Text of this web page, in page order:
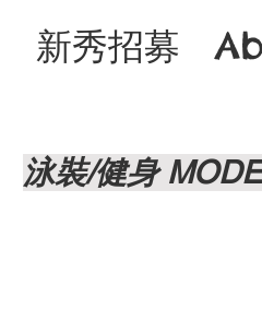
新秀招募
泳裝/健身